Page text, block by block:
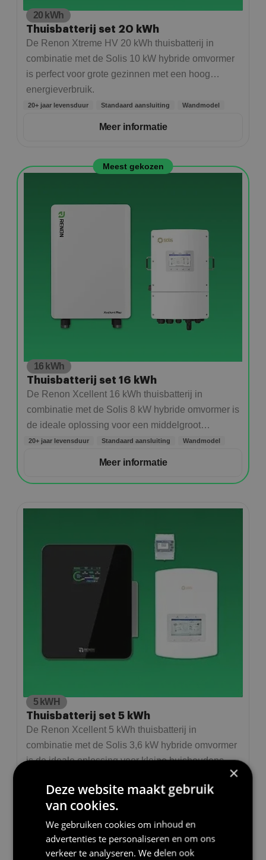
20 kWh
Thuisbatterij set 20 kWh
De Renon Xtreme HV 20 kWh thuisbatterij in
combinatie met de Solis 10 kW hybride omvormer
is perfect voor grote gezinnen met een hoog
energieverbruik.
20+ jaar levensduur Standaard aansluiting Wandmodel
Meer informatie
16 kWh
Thuisbatterij set 16 kWh
De Renon Xcellent 16 kWh thuisbatterij in
combinatie met de Solis 8 kW hybride omvormer is
de ideale oplossing voor een middelgroot
huishoudens.
20+ jaar levensduur Standaard aansluiting Wandmodel
Meer informatie
5 kWH
Thuisbatterij set 5 kWh
De Renon Xcellent 5 kWh thuisbatterij in
combinatie met de Solis 3,6 kW hybride omvormer
is de ideale oplossing voor kleine huishoudens.
20+ jaar levensduur Standaard aansluiting
Meer informatie
×
Deze website maakt gebruik
van cookies.
We gebruiken cookies om inhoud en
advertenties te personaliseren en om ons
verkeer te analyseren. We delen ook